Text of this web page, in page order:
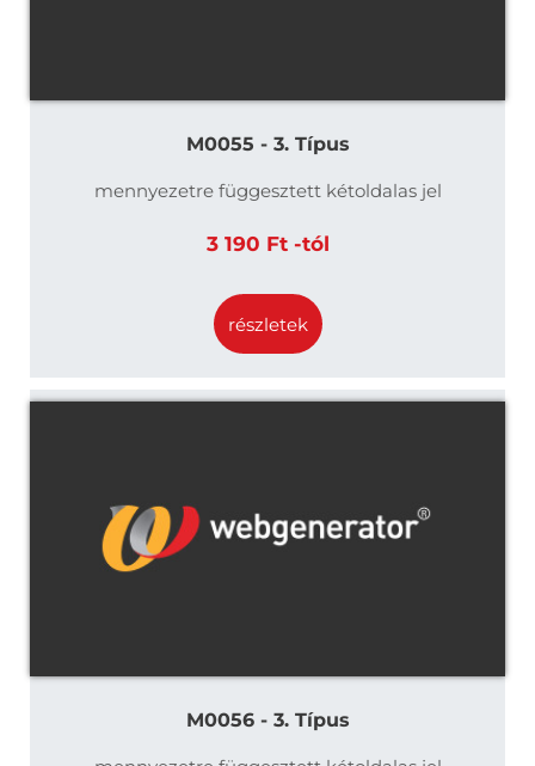
M0055 - 3. Típus
mennyezetre függesztett kétoldalas jel
3 190 Ft -tól
részletek
M0056 - 3. Típus